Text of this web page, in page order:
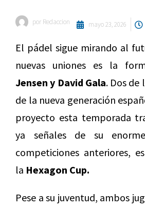
por Redaccion mayo 23, 2026
El pádel sigue mirando al
nuevas uniones es la
Jensen y David Gala. Dos de
de la nueva generación
proyecto esta temporada
ya señales de su
competiciones anteriores,
la Hexagon Cup.
Pese a su juventud, ambos